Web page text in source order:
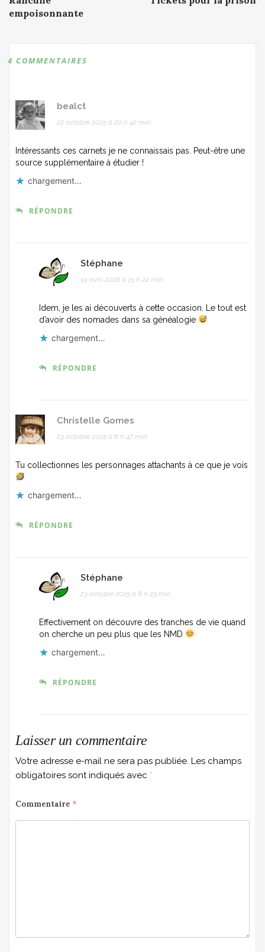
navigation
empoisonnante
4 COMMENTAIRES
bealct
22 octobre 2025 à 20 h 42 min
Intéressants ces carnets je ne connaissais pas. Peut-être une
source supplémentaire à étudier !
chargement…
RÉPONDRE
Stéphane
19 avril 2026 à 15 h 22 min
Idem, je les ai découverts à cette occasion. Le tout est
d’avoir des nomades dans sa généalogie
chargement…
RÉPONDRE
Christelle Gomes
23 octobre 2025 à 6 h 47 min
Tu collectionnes les personnages attachants à ce que je vois
chargement…
RÉPONDRE
Stéphane
23 octobre 2025 à 8 h 25 min
Effectivement on découvre des tranches de vie quand
on cherche un peu plus que les NMD
chargement…
RÉPONDRE
Laisser un commentaire
Votre adresse e-mail ne sera pas publiée. Les champs
obligatoires sont indiqués avec *
Commentaire *